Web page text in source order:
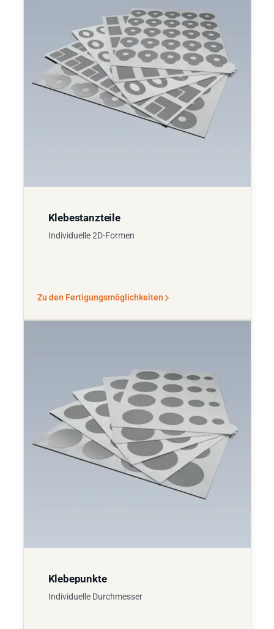
Klebestanzteile
Individuelle 2D-Formen
Zu den Fertigungsmöglichkeiten
Klebepunkte
Individuelle Durchmesser